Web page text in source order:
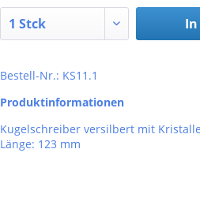
Bestell-Nr.: KS11.1
Produktinformationen
Kugelschreiber versilbert mit
Länge: 123 mm